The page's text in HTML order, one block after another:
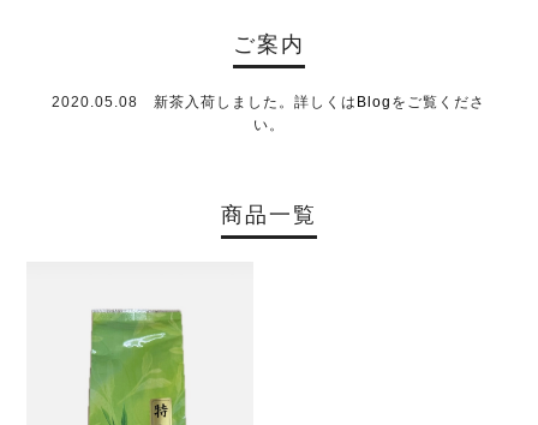
ご案内
2020.05.08 新茶入荷しました。詳しくは Blog をご覧くださ
い。
商品一覧